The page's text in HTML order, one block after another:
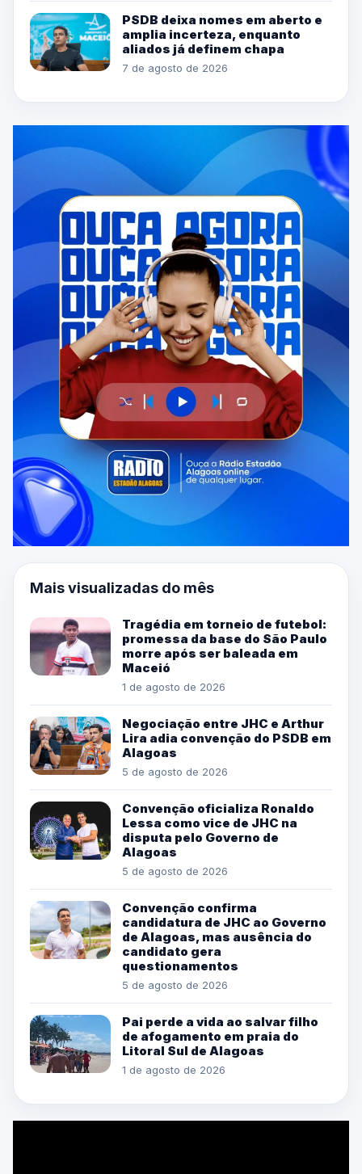
PSDB deixa nomes em aberto e
amplia incerteza, enquanto
aliados já definem chapa
7 de agosto de 2026
Mais visualizadas do mês
Tragédia em torneio de futebol:
promessa da base do São Paulo
morre após ser baleada em
Maceió
1 de agosto de 2026
Negociação entre JHC e Arthur
Lira adia convenção do PSDB em
Alagoas
5 de agosto de 2026
Convenção oficializa Ronaldo
Lessa como vice de JHC na
disputa pelo Governo de
Alagoas
5 de agosto de 2026
Convenção confirma
candidatura de JHC ao Governo
de Alagoas, mas ausência do
candidato gera
questionamentos
5 de agosto de 2026
Pai perde a vida ao salvar filho
de afogamento em praia do
Litoral Sul de Alagoas
1 de agosto de 2026